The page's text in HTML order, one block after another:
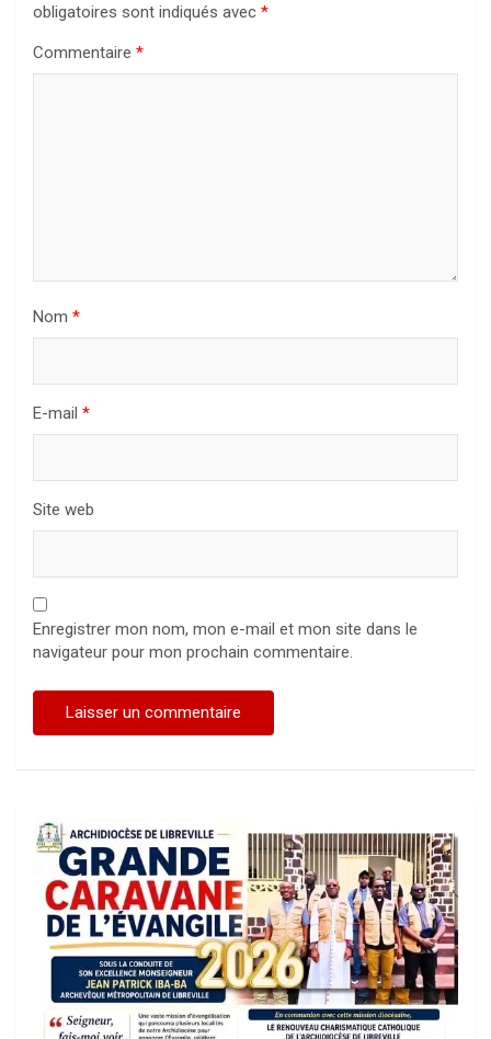
obligatoires sont indiqués avec *
Commentaire *
Nom *
E-mail *
Site web
Enregistrer mon nom, mon e-mail et mon site dans le
navigateur pour mon prochain commentaire.